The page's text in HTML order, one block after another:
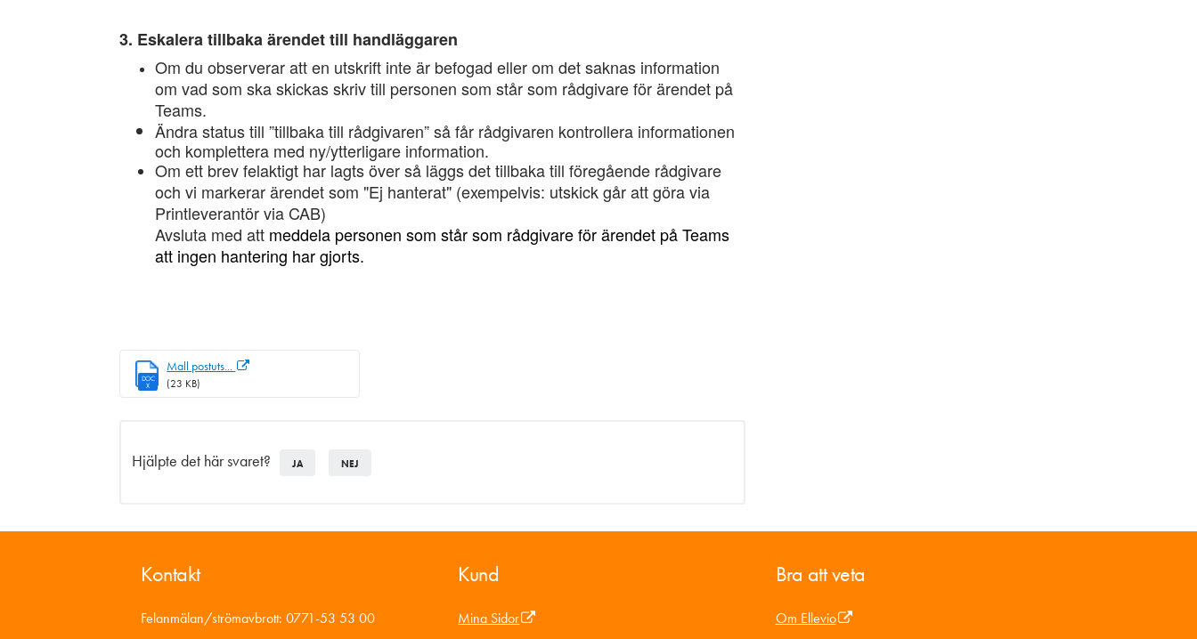
3. Eskalera tillbaka ärendet till handläggaren
Om du observerar att en utskrift inte är befogad eller om det saknas information
om vad som ska skickas skriv till personen som står som rådgivare för ärendet på
Teams.
Ändra status till ”tillbaka till rådgivaren” så får rådgivaren kontrollera informationen
och komplettera med ny/ytterligare information.
Om ett brev felaktigt har lagts över så läggs det tillbaka till föregående rådgivare
och vi markerar ärendet som "Ej hanterat" (exempelvis: utskick går att göra via
Printleverantör via CAB)
Avsluta med att meddela personen som står som rådgivare för ärendet på Teams
att ingen hantering har gjorts.
DOC
X
Mall postuts...
(23 KB)
Hjälpte det här svaret? JA NEJ
Kontakt
Felanmälan/strömavbrott: 0771-53 53 00
Kund
Mina Sidor
Bra att veta
Om Ellevio